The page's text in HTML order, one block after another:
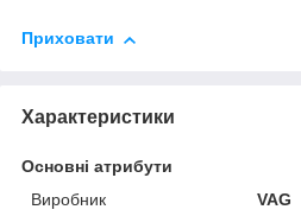
Приховати
Характеристики
Основні атрибути
Виробник
VAG